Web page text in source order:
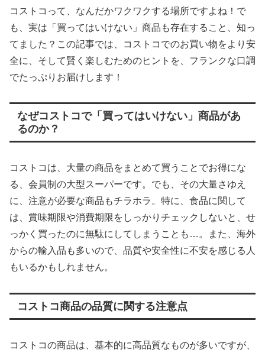
コストコって、なんだかワクワクする場所ですよね！で
も、実は「買ってはいけない」商品も存在すること、知っ
てました？この記事では、コストコでのお買い物をより安
全に、そして賢く楽しむためのヒントを、フランクな口調
でたっぷりお届けします！
なぜコストコで「買ってはいけない」商品があ
るのか？
コストコは、大量の商品をまとめて買うことでお得にな
る、会員制の大型スーパーです。でも、その大量さゆえ
に、注意が必要な商品もチラホラ。特に、食品に関して
は、賞味期限や消費期限をしっかりチェックしないと、せ
っかく買ったのに無駄にしてしまうことも…。また、海外
からの輸入品も多いので、品質や安全性に不安を感じる人
もいるかもしれません。
コストコ商品の品質に関する注意点
コストコの商品は、基本的に高品質なものが多いですが、